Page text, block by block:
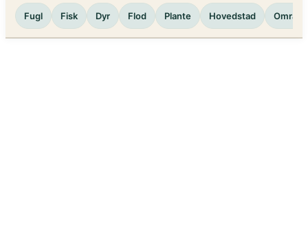
Fugl Fisk Dyr Flod Plante Hovedstad Område